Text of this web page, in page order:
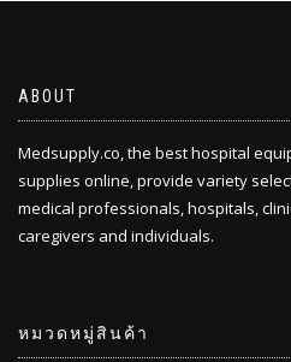
ABOUT
Medsupply.co, the best hospital
supplies online, provide variety
medical professionals, hospitals,
caregivers and individuals.
หมวดหมู่สินค้า